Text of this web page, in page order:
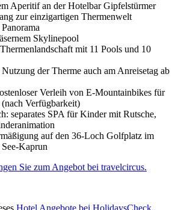
Aperitif an der Hotelbar Gipfelstürmer
zur einzigartigen Thermenwelt
Skylinepool
mit 11 Pools und 10
Nutzung der Therme auch am Anreisetag ab
Verleih von E-Mountainbikes für
Verfügbarkeit)
separates SPA für Kinder mit Rutsche,
auf den 36-Loch Golfplatz im
Kaprun
Sie zum Angebot bei travelcircus.
Hotel Angebote bei HolidaysCheck.